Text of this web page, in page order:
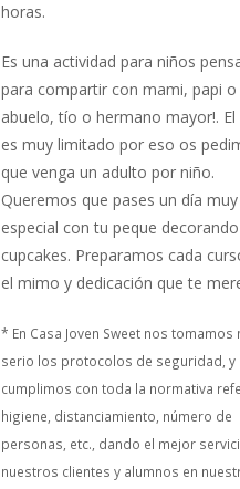
horas.
Es una actividad para niños
para compartir con mami, papi o
abuelo, tío o hermano mayor!.
es muy limitado por eso os
que venga un adulto por niño.
Queremos que pases un día muy
especial con tu peque decorando
cupcakes. Preparamos cada
el mimo y dedicación que te
* En Casa Joven Sweet nos tomamos
serio los protocolos de seguridad, y
cumplimos con toda la normativa
higiene, distanciamiento, número de
personas, etc., dando el mejor
nuestros clientes y alumnos en